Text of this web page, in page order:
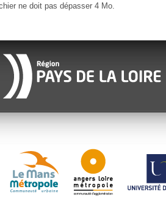
ne doit pas dépasser 4 Mo.